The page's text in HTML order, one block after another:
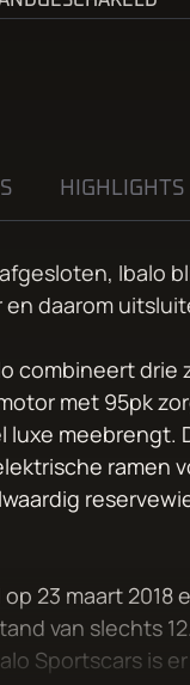
HIGHLIGHTS
Ibalo
en daarom
combineert
met 95pk
meebrengt.
ramen
23 maart
van slechts
Sportscars is